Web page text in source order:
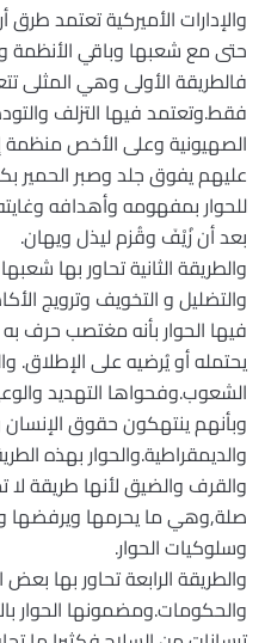
والإدارات الأميركية تعتمد
حتى مع شعبها وباقي الأنظمة
فالطريقة الأولى وهي المثلى
فقط.وتعتمد فيها التزلف
الصهيونية وعلى الأخص منظمة
عليهم يفوق جلد وصبر الحمير
للحوار بمفهومه وأهدافه
بعد أن زُيْفَ وقُزم ليذل ويهان.
والطريقة الثانية تحاور بها
والتضليل و التخويف وترويج
فيها الحوار بأنه مغتصب حرف
يحتمله أو يُرضيه على الإطلاق.
الشعوب.وفحواها التهديد
وبأنهم ينتهكون حقوق الإنسان
والديمقراطية.والحوار بهذه
والقرف والضيق لأنها طريقة لا
صلة,وهي ما يحرمها ويرفضها
وسلوكيات الحوار.
والطريقة الرابعة تحاور بها
والحكومات.ومضمونها الحوار